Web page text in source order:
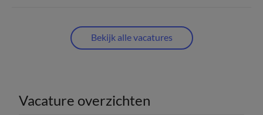
Bekijk alle vacatures
Vacature overzichten